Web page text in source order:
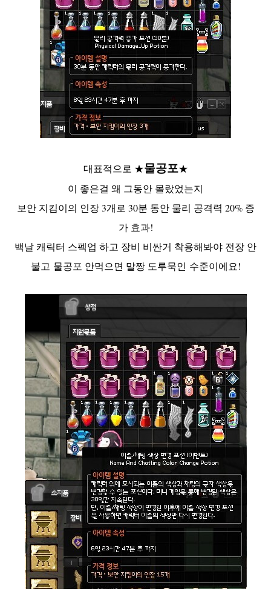
대표적으로 ★물공포★
이 좋은걸 왜 그동안 몰랐었는지
보안 지킴이의 인장 3개로 30분 동안 물리 공격력 20% 증
가 효과!
백날 캐릭터 스펙업 하고 장비 비싼거 착용해봐야 전장 안
불고 물공포 안먹으면 말짱 도루묵인 수준이에요!